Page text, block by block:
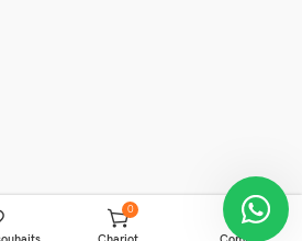
& déco • Discount Ivoire
0